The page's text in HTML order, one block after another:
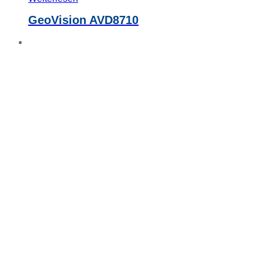
GeoVision AVD8710